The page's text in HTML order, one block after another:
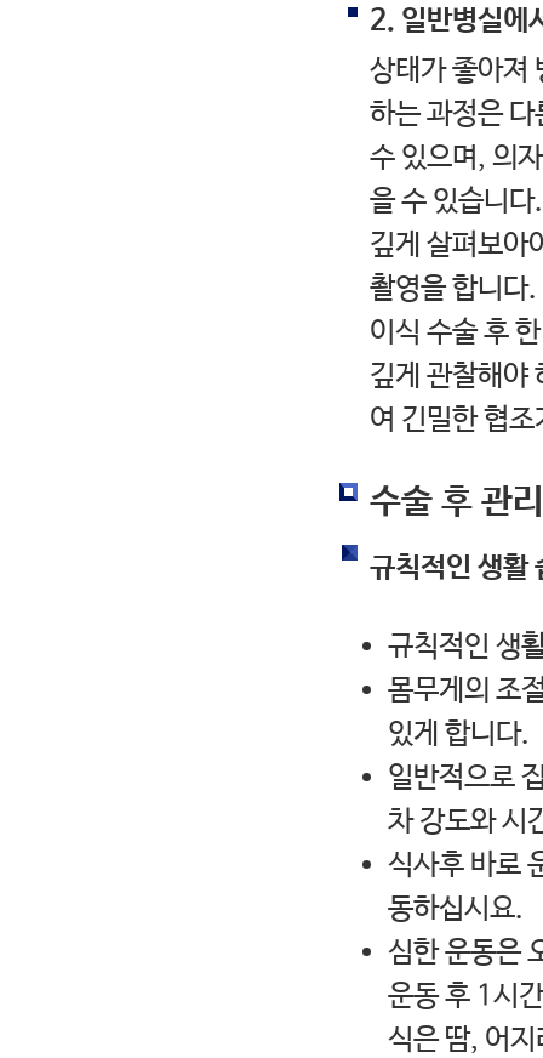
2. 일반병실에
상태가 좋아져
하는 과정은
수 있으며, 의
을 수 있습니
깊게 살펴보아
촬영을 합니다.
이식 수술 후
깊게 관찰해야
여 긴밀한 협
수술 후 관리
규칙적인 생활
규칙적인 생
몸무게의 조
있게 합니다.
일반적으로
차 강도와 시
식사후 바로
동하십시요.
심한 운동은
운동 후 1시
식은 땀, 어